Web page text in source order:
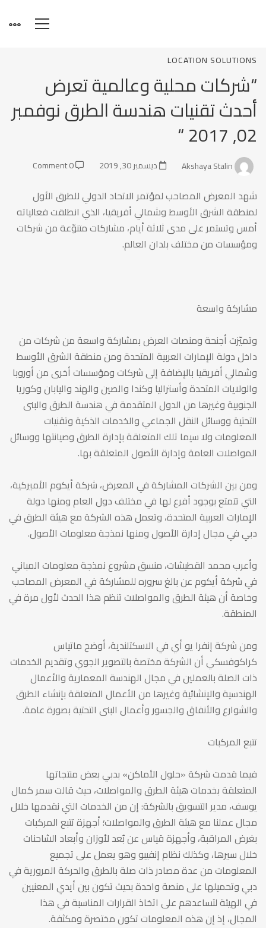
“شركات
محلية
وعالمية
تعرض
أحدث
هندسة
الطرق
نوفمبر
02,
2017
“
LOCATION SOLUTIONS
“شركات محلية وعالمية تعرض
أحدث تقنيات هندسة الطرق نوفمبر
02, 2017 “
ديسمبر 30, 2019 0 Comment
شهد المعرض المصاحب لمؤتمر الاتحاد الدولي للطرق الأول
لمنطقة الشرق الأوسط وشمالي أفريقيا، الذي انطلقت فعالياته
أمس وتستمر على مدى ثلاثة أيام، مشاركات متنوّعة من شركات
ومؤسسات من مختلف بلدان العالم.
مشاركة واسعة
وتميّزت أجنحة ومنصات العرض بمشاركة واسعة من شركات من
داخل دولة الإمارات العربية المتحدة ومن منطقة الشرق الأوسط
وشمالي أفريقيا بالإضافة إلى شركات ومؤسسات أخرى من أوروبا
والولايات المتحدة وأستراليا وكندا والصين والهند واليابان وكوريا
الجنوبية وغيرها من الدول المتقدمة في هندسة الطرق والبنى
التحتية ووسائل النقل الجماعي والخدمات الذكية وتقنيات
المعلومات ولا سيما تلك المتعلقة بإدارة الطرق وصيانتها ووسائل
المواصلات العامة وإدارة الأصول المتعلقة بها.
ومن بين الشركات المشاركة في المعرض، شركة أيكوم الأميركية،
التي تتمتع بوجود أفرع لها في مختلف دول العام ومنها دولة
الإمارات العربية المتحدة، وتعمل هذه الشركة مع هيئة الطرق في
دبي في مجال إدارة الأصول ومنها نمذجة معلومات الأصول.
وأعرب محمد القطيشات، منسق مشروع نمذجة معلومات المباني
في شركة أيكوم عن بالغ سروره للمشاركة في المعرض المصاحب
وخاصة أن هيئة الطرق والمواصلات تنظم هذا الحدث لأول مرة في
المنطقة.
ومن شركة إنفرا يو أي في الاسكتلندية، أوضح ماتياس
كراكوفسكي أن الشركة مختصة بالتصوير الجوي وتقديم الخدمات
ذات الصلة بالعملين في مجال الهندسة المعمارية والأعمال
الهندسية والإنشائية وغيرها من الأعمال المتعلقة بإنشاء الطرق
والشوارع والأنفاق والجسور وأعمال البنى التحتية بصورة عامة.
تتبع المركبات
فيما قدمت شركة «حلول الأماكن» بدبي بعض منتجاتها
المتعلقة بخدمات هيئة الطرق والمواصلات، حيث قالت سمر كمال
يوسف، مدير التسويق بالشركة: إن من الخدمات التي نقدمها خلال
مجال عملنا مع هيئة الطرق والمواصلات؛ أجهزة تتبع المركبات
بغرض المراقبة، وأجهزة قياس عن بُعد لأوزان وأبعاد الشاحنات
خلال سيرها، وكذلك نظام إنفيبو وهو يعمل على تجميع
المعلومات من عدة مصادر ذات صلة بالطرق والحركة المرورية في
دبي وتحميلها على منصة واحدة بحيث تكون بين أيدي المعنيين
في الهيئة لتساعدهم على اتخاذ القرارات المناسبة في هذا
المجال، إذ إن هذه المعلومات تكون مختصرة ومكثفة.